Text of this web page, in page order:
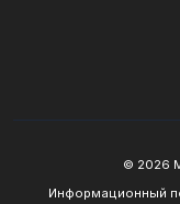
© 2026
Информационный